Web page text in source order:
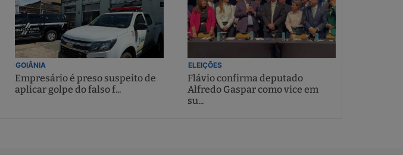
GOIÂNIA
Empresário é preso suspeito de
aplicar golpe do falso f...
ELEIÇÕES
Flávio confirma deputado
Alfredo Gaspar como vice em
su...